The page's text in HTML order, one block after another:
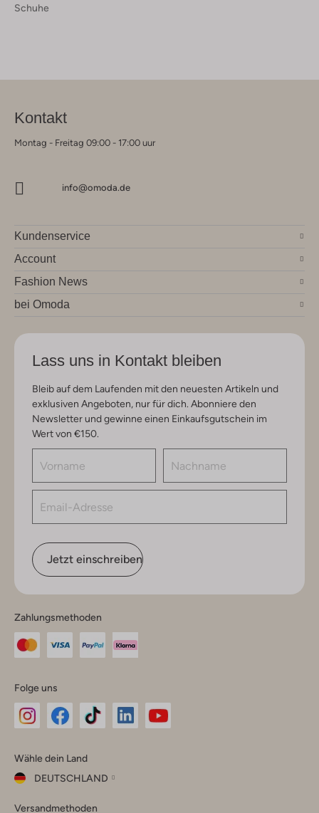
Schuhe
Kontakt
Montag - Freitag 09:00 - 17:00 uur
info@omoda.de
Kundenservice
Account
Fashion News
bei Omoda
Lass uns in Kontakt bleiben
Bleib auf dem Laufenden mit den neuesten Artikeln und
exklusiven Angeboten, nur für dich. Abonniere den
Newsletter und gewinne einen Einkaufsgutschein im
Wert von €150.
Jetzt einschreiben
Zahlungsmethoden
Folge uns
Instagram
Facebook
TikTok
Wähle dein Land
DEUTSCHLAND
dein
Versandmethoden